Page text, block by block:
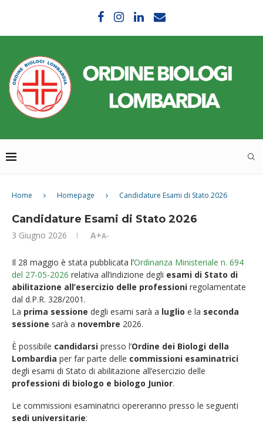
Home Homepage Candidature Esami di Stato 2026
Candidature Esami di Stato 2026
3 Giugno 2026 A+A-
Il 28 maggio è stata pubblicata l’Ordinanza Ministeriale n. 694
del 27-05-2026 relativa all’indizione degli esami di Stato di
abilitazione all’esercizio delle professioni regolamentate
dal d.P.R. 328/2001.
La prima sessione degli esami sarà a luglio e la seconda
sessione sarà a novembre 2026.
È possibile candidarsi presso l’Ordine dei Biologi della
Lombardia per far parte delle commissioni esaminatrici
degli esami di Stato di abilitazione all’esercizio delle
professioni di biologo e biologo Junior.
Le commissioni esaminatrici opereranno presso le seguenti
sedi universitarie: